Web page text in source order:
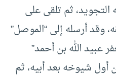
ثم تلقى على
وقد أرسله إلى “الموصل”
عبيد الله بن أحمد”
أول شيوخه بعد أبيه، ثم